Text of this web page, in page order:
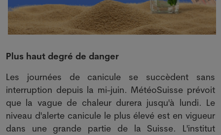
Plus haut degré de danger
Les journées de canicule se succèdent sans
interruption depuis la mi-juin. MétéoSuisse prévoit
que la vague de chaleur durera jusqu'à lundi. Le
niveau d'alerte canicule le plus élevé est en vigueur
dans une grande partie de la Suisse. L'institut